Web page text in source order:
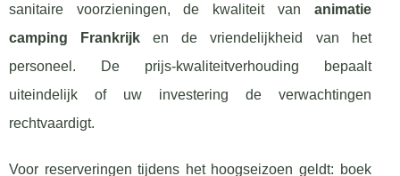
sanitaire voorzieningen, de kwaliteit van animatie
camping Frankrijk en de vriendelijkheid van het
personeel. De prijs-kwaliteitverhouding bepaalt
uiteindelijk of uw investering de verwachtingen
rechtvaardigt.
Voor reserveringen tijdens het hoogseizoen geldt: boek